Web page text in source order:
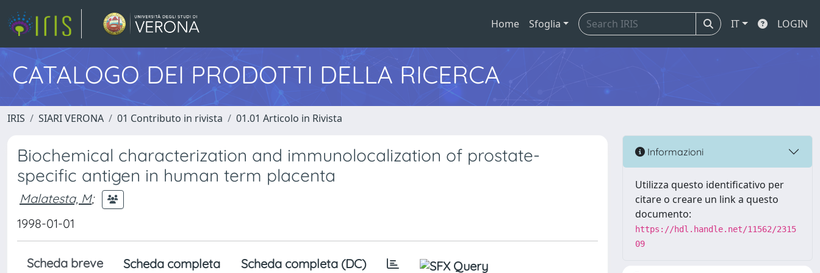
Home Sfoglia IT LOGIN
CATALOGO DEI PRODOTTI DELLA RICERCA
IRIS SIARI VERONA 01 Contributo in rivista 01.01 Articolo in Rivista
Biochemical characterization and immunolocalization of prostate-
specific antigen in human term placenta
Malatesta, M;
1998-01-01
Scheda breve Scheda completa Scheda completa (DC)
Informazioni
Utilizza questo identificativo per
citare o creare un link a questo
documento:
https://hdl.handle.net/11562/2315
09